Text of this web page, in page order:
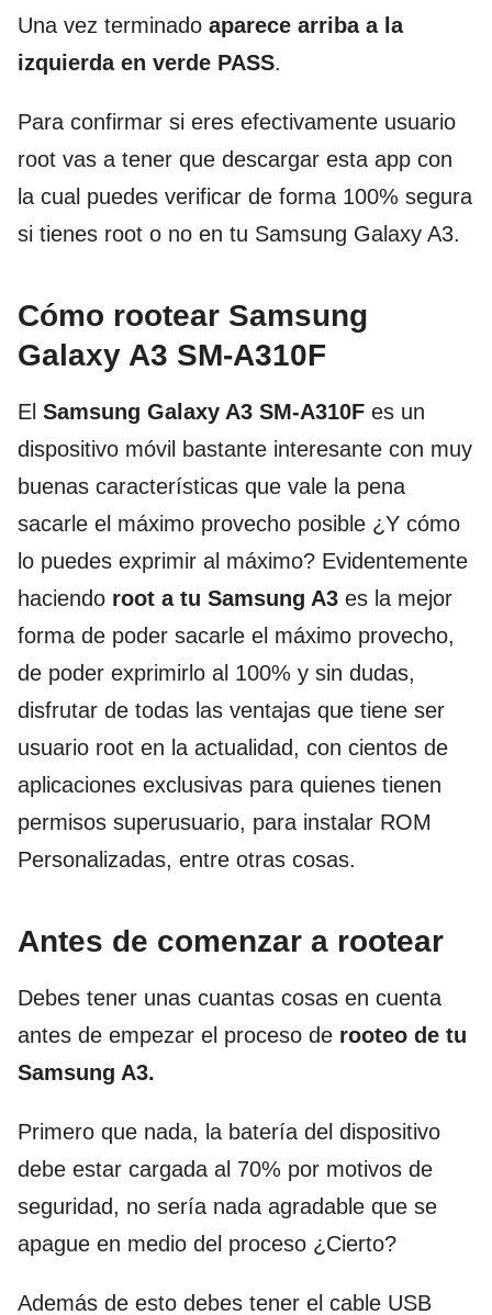
Una vez terminado aparece arriba a la
izquierda en verde PASS.
Para confirmar si eres efectivamente usuario
root vas a tener que descargar esta app con
la cual puedes verificar de forma 100% segura
si tienes root o no en tu Samsung Galaxy A3.
Cómo rootear Samsung
Galaxy A3 SM-A310F
El Samsung Galaxy A3 SM-A310F es un
dispositivo móvil bastante interesante con muy
buenas características que vale la pena
sacarle el máximo provecho posible ¿Y cómo
lo puedes exprimir al máximo? Evidentemente
haciendo root a tu Samsung A3 es la mejor
forma de poder sacarle el máximo provecho,
de poder exprimirlo al 100% y sin dudas,
disfrutar de todas las ventajas que tiene ser
usuario root en la actualidad, con cientos de
aplicaciones exclusivas para quienes tienen
permisos superusuario, para instalar ROM
Personalizadas, entre otras cosas.
Antes de comenzar a rootear
Debes tener unas cuantas cosas en cuenta
antes de empezar el proceso de rooteo de tu
Samsung A3.
Primero que nada, la batería del dispositivo
debe estar cargada al 70% por motivos de
seguridad, no sería nada agradable que se
apague en medio del proceso ¿Cierto?
Además de esto debes tener el cable USB